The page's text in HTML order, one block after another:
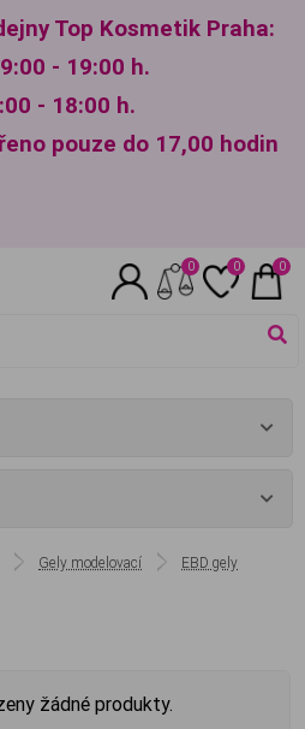
Top Kosmetik Praha:
- 19:00 h.
- 18:00 h.
pouze do 17,00 hodin
0 0 0
Gely modelovací EBD gely
žádné produkty.